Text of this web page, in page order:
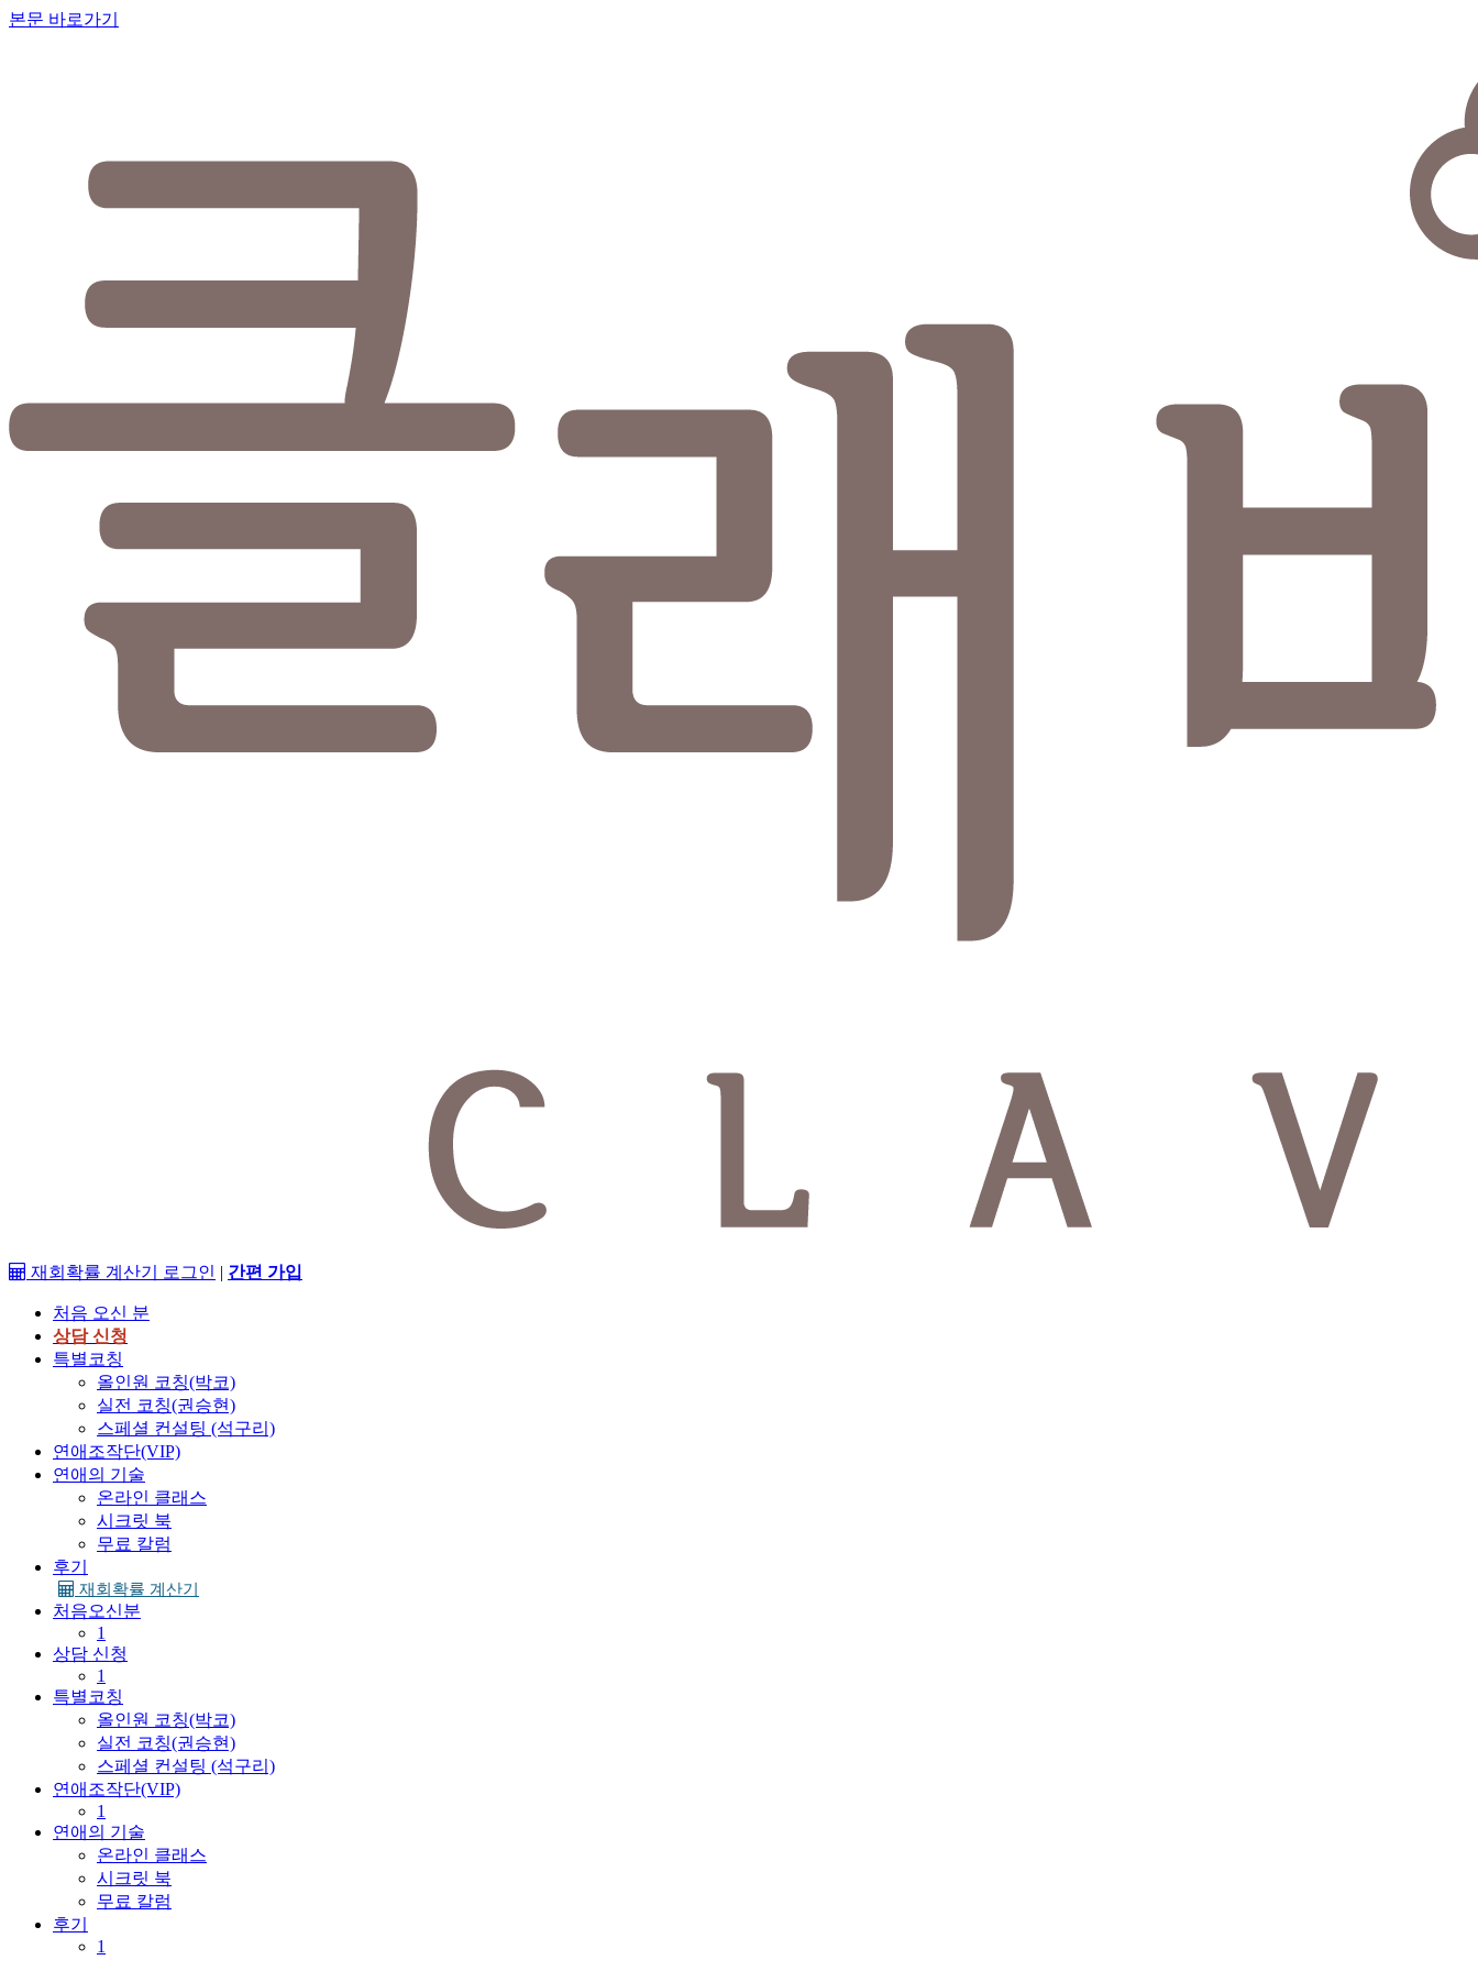
본문 바로가기
재회확률 계산기 로그인 | 간편 가입
처음 오신 분
상담 신청
특별코칭
올인원 코칭(박코)
실전 코칭(권승현)
스페셜 컨설팅 (석구리)
연애조작단(VIP)
연애의 기술
온라인 클래스
시크릿 북
무료 칼럼
후기
재회확률 계산기
처음오신분
1
상담 신청
1
특별코칭
올인원 코칭(박코)
실전 코칭(권승현)
스페셜 컨설팅 (석구리)
연애조작단(VIP)
1
연애의 기술
온라인 클래스
시크릿 북
무료 칼럼
후기
1